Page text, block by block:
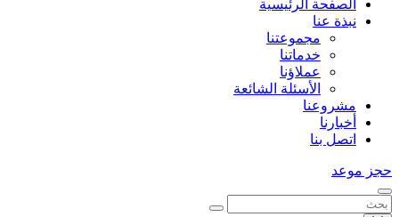
الصفحة الرئيسية
نبذة عنا
مجموعتنا
خدماتنا
عملاؤنا
الأسئلة الشائعة
مشروعنا
أخبارنا
اتصل بنا
حجز موعد